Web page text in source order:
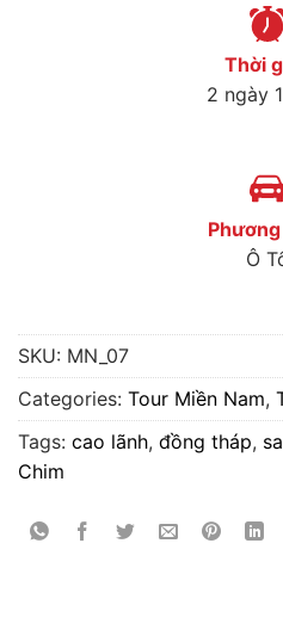
Thời
2 ngày
Ô
SKU: MN_07
Categories: Tour Miền Nam,
Tags: cao lãnh, đồng tháp,
Chim